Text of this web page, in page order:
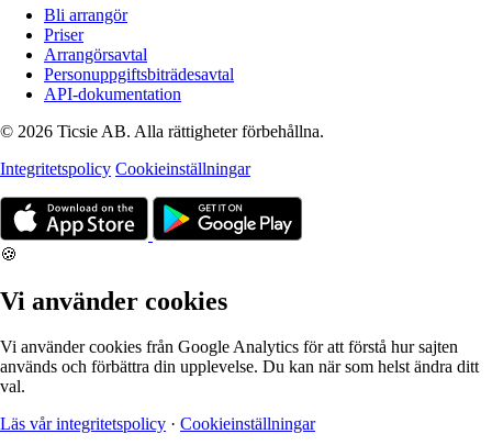
Bli arrangör
Priser
Arrangörsavtal
Personuppgiftsbiträdesavtal
API-dokumentation
© 2026 Ticsie AB. Alla rättigheter förbehållna.
Integritetspolicy Cookieinställningar
🍪
Vi använder cookies
Vi använder cookies från Google Analytics för att förstå hur sajten
används och förbättra din upplevelse. Du kan när som helst ändra ditt
val.
Läs vår integritetspolicy · Cookieinställningar